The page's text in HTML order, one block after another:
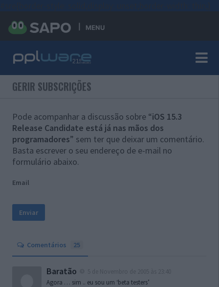
MENU
GERIR SUBSCRIÇÕES
Pode acompanhar a discussão sobre “iOS 15.3
Release Candidate está já nas mãos dos
programadores” sem ter que deixar um comentário.
Basta escrever o seu endereço de e-mail no
formulário abaixo.
Email
Comentários 25
Baratão
Agora … sim .. eu sou um ‘beta testers’